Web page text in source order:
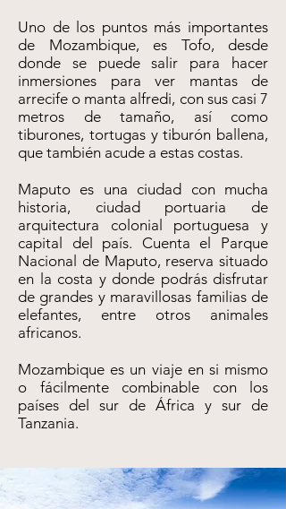
Uno de los puntos más importantes
de Mozambique, es Tofo, desde
donde se puede salir para hacer
inmersiones para ver mantas de
arrecife o manta alfredi, con sus casi 7
metros de tamaño, así como
tiburones, tortugas y tiburón ballena,
que también acude a estas costas.
Maputo es una ciudad con mucha
historia, ciudad portuaria de
arquitectura colonial portuguesa y
capital del país. Cuenta el Parque
Nacional de Maputo, reserva situado
en la costa y donde podrás disfrutar
de grandes y maravillosas familias de
elefantes, entre otros animales
africanos.
Mozambique es un viaje en si mismo
o fácilmente combinable con los
países del sur de África y sur de
Tanzania.